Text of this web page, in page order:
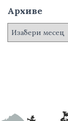
Архиве
А